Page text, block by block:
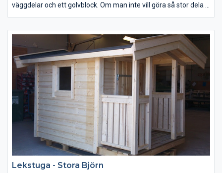
väggdelar och ett golvblock. Om man inte vill göra så stor dela v
Lekstuga Lilla Björn är anpassad för mindre barn.Takhöjden i
lekstugan är mellan 130 och 150cm vilket gör att den blir mer
anpassad för barn att vara i. Inred lekstugan med panel eller
gips för tapetsering. Välj till ett litet fönster i dörren så blir den
mer lik en friggebod.
Lekstuga - Stora Björn